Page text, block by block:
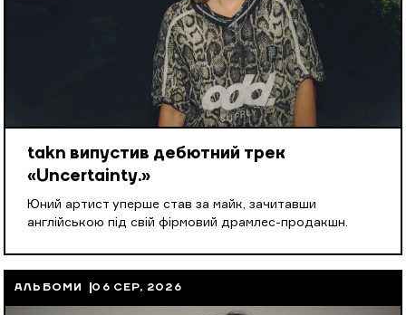
takn випустив дебютний трек
«Uncertainty.»
Юний артист уперше став за майк, зачитавши
англійською під свій фірмовий драмлес-продакшн.
АЛЬБОМИ 06 СЕР, 2026